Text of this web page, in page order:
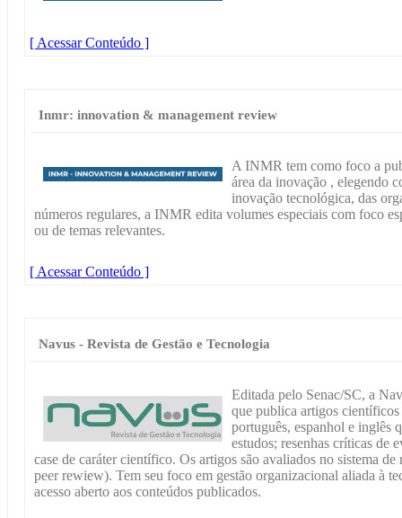
[ Acessar Conteúdo ]
Inmr: innovation & management review
A INMR tem como foco a
área da inovação , elegendo
inovação tecnológica, das
números regulares, a INMR edita volumes especiais com foco
ou de temas relevantes.
[ Acessar Conteúdo ]
Navus - Revista de Gestão e Tecnologia
Editada pelo Senac/SC, a
que publica artigos
português, espanhol e inglês
estudos; resenhas críticas de
case de caráter científico. Os artigos são avaliados no sistema
peer rewiew). Tem seu foco em gestão organizacional aliada à
acesso aberto aos conteúdos publicados.